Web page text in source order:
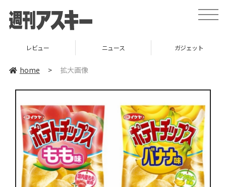
toggle
レビュー ニュース ガジェット
home > 拡大画像